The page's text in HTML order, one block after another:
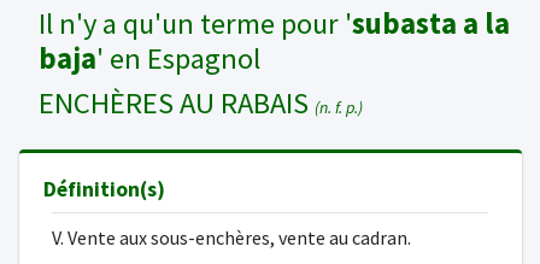
Il n'y a qu'un terme pour 'subasta a la
baja' en Espagnol
ENCHÈRES AU RABAIS (n. f. p.)
Définition(s)
V. Vente aux sous-enchères, vente au cadran.